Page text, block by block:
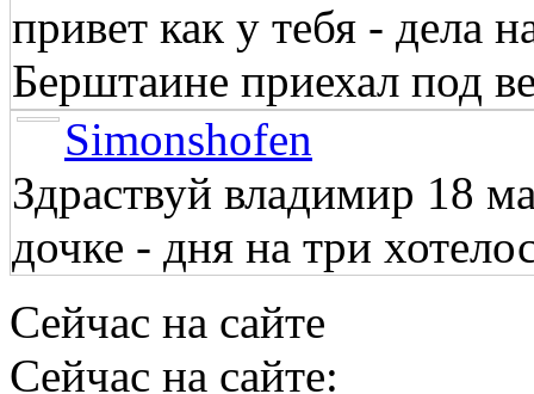
привет как у тебя - дела
Берштаине приехал под
Simonshofen
Здраствуй владимир 18
дочке - дня на три
Сейчас на сайте
Сейчас на сайте: